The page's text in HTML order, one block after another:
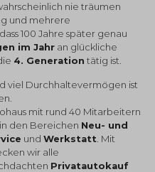
nie träumen
und mehrere
100 Jahre später genau
im Jahr an glückliche
4. Generation tätig ist.
viel Durchhaltevermögen ist
mit rund 40 Mitarbeitern
den Bereichen Neu- und
und Werkstatt . Mit
wir alle
Privatautokauf